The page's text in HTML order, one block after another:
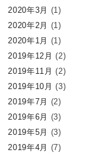
2020年3月 (1)
2020年2月 (1)
2020年1月 (1)
2019年12月 (2)
2019年11月 (2)
2019年10月 (3)
2019年7月 (2)
2019年6月 (3)
2019年5月 (3)
2019年4月 (7)